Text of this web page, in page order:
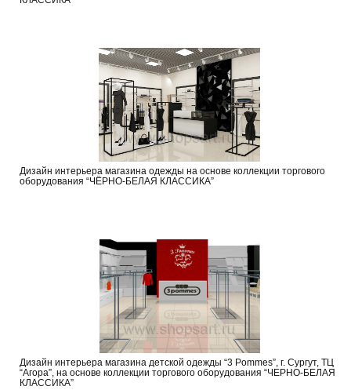
Дизайн интерьера магазина одежды на основе коллекции торгового
оборудования “ЧЁРНО-БЕЛАЯ КЛАССИКА”
Дизайн интерьера магазина детской одежды “3 Pommes”, г. Сургут, ТЦ
“Агора”, на основе коллекции торгового оборудования “ЧЕРНО-БЕЛАЯ
КЛАССИКА”